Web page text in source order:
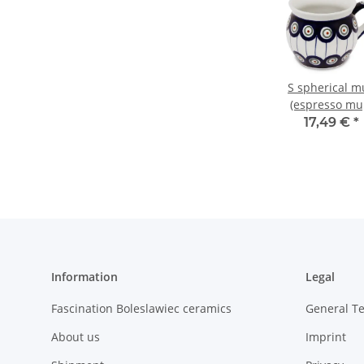
S spherical
(espresso
0.16 litres H
17,49 € *
Information
Fascination Boleslawiec ceramics
About us
Legal
General
Imprint